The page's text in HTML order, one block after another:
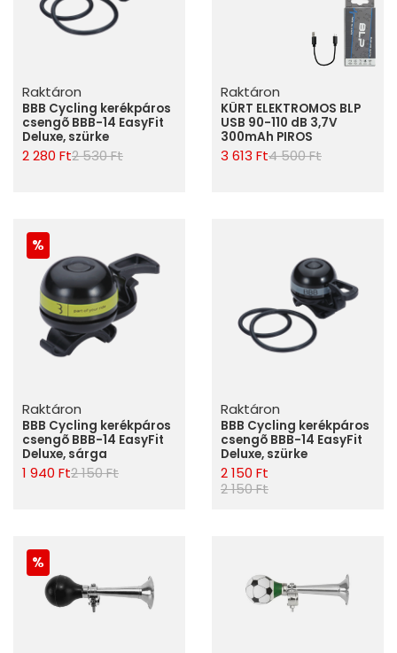
Raktáron
BBB Cycling kerékpáros
csengõ BBB-14 EasyFit
Deluxe, szürke
2 280 Ft2 530 Ft
Raktáron
KÜRT ELEKTROMOS BLP
USB 90-110 dB 3,7V
300mAh PIROS
3 613 Ft4 500 Ft
Raktáron
BBB Cycling kerékpáros
csengõ BBB-14 EasyFit
Deluxe, sárga
1 940 Ft2 150 Ft
Raktáron
BBB Cycling kerékpáros
csengõ BBB-14 EasyFit
Deluxe, szürke
2 150 Ft
2 150 Ft